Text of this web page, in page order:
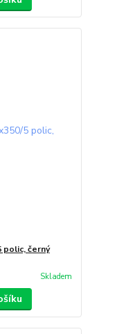
polic, černý
Skladem